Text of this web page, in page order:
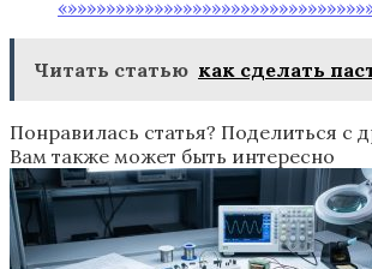
Читать статью как сделать
Понравилась статья? Поделиться с
Вам также может быть интересно